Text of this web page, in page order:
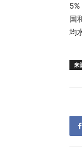
国
均
来